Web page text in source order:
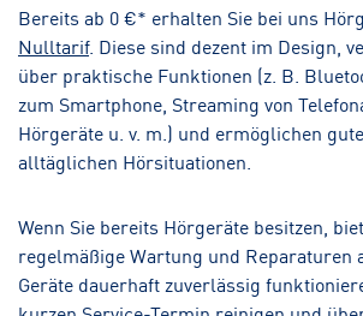
Bereits ab 0 €* erhalten Sie bei uns
Nulltarif. Diese sind dezent im Design,
über praktische Funktionen (z. B.
zum Smartphone, Streaming von
Hörgeräte u. v. m.) und ermöglichen
alltäglichen Hörsituationen.
Wenn Sie bereits Hörgeräte besitzen,
regelmäßige Wartung und Reparaturen
Geräte dauerhaft zuverlässig